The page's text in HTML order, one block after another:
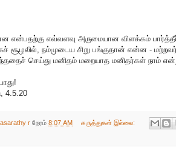
என்பதற்கு எவ்வளவு அருமையான விளக்கம்
நம்முடைய சிறு பங்குதான் என்ன -
செய்து மனிதம் மறையாத மனிதர்கள் நாம்
4.5.20
r நேரம் 8:07 AM கருத்துகள் இல்லை: